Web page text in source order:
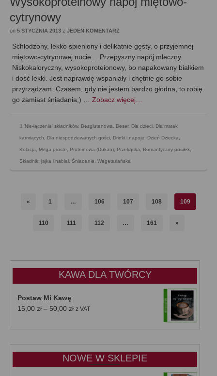
cytrynowy
on 5 STYCZNIA 2013 z JEDEN KOMENTARZ
Schłodzony, lekko spieniony i delikatnie gęsty, o przyjemnej
miętowo-cytrynowej nucie… Przepyszny napój mleczny.
Niskokaloryczny, wysokoproteionowy, bo napakowany białkiem
i dość lekki. Jest naprawdę wspaniały i chętnie go sobie
przyrządzam. Czasem, gdy nie jestem bardzo głodna, to robię
go zamiast śniadania;) … Zobacz więcej…
'Nie-łączenie' składników, Bezglutenowa, Deser, Dla dzieci, Dla matek
karmiących, Dla niespodziewanych gości, Drinki i napoje, Dzień Dziecka,
Kolacja, Mega proste, Proteinowa (Dukan), Przekąska, Romantyczny posiłek,
Składnik: jajka i nabiał, Śniadanie, Wegetariańska
« 1 … 106 107 108 109
110 111 112 … 161 »
KAWA DLA TWÓRCY
Postaw Mi Kawę
15,00 zł – 50,00 złZakres
od
do
50,00 zł
z VAT
NOWE W SKLEPIE